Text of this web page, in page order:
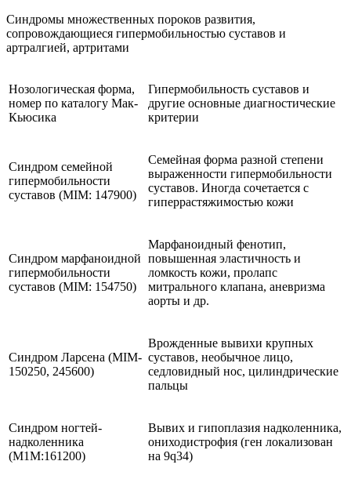
Синдромы множественных пороков развития,
сопровождающиеся гипермобильностью суставов и
артралгией, артритами
Нозологическая форма,
номер по каталогу Мак-
Кьюсика
Гипермобильность суставов и
другие основные диагностические
критерии
Синдром семейной
гипермобильности
суставов (MIM: 147900)
Семейная форма разной степени
выраженности гипермобильности
суставов. Иногда сочетается с
гиперрастяжимостью кожи
Синдром марфаноидной
гипермобильности
суставов (MIM: 154750)
Марфаноидный фенотип,
повышенная эластичность и
ломкость кожи, пролапс
митрального клапана, аневризма
аорты и др.
Синдром Ларсена (MIM-
150250, 245600)
Врожденные вывихи крупных
суставов, необычное лицо,
седловидный нос, цилиндрические
пальцы
Синдром ногтей-
надколенника
(М1М:161200)
Вывих и гипоплазия надколенника,
ониходистрофия (ген локализован
на 9q34)